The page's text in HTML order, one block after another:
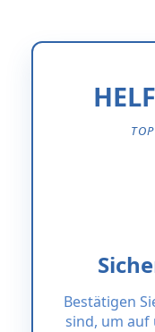
Bestätigen
sind, um auf